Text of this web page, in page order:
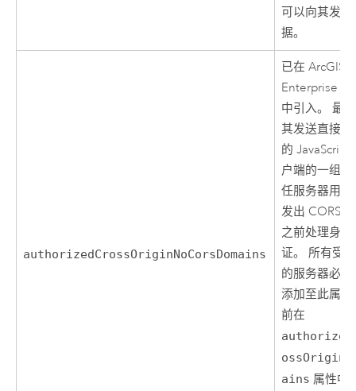
可以向其发送
据。
authorizedCrossOriginNoCorsDomains
已在ArcGIS
Enterprise
中引入。 最
其发送直接请
的JavaScript
户端的一组受
任服务器用于
发出 CORS
之前处理身份
证。 所有受
的服务器必须
添加至此属性
前在
ains 属性中